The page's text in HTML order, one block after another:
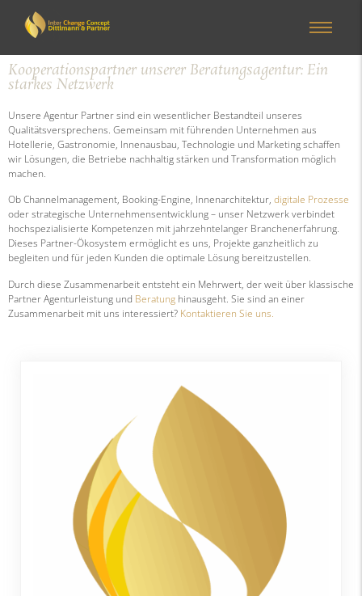
Kooperationspartner unserer Beratungsagentur: Ein
starkes Netzwerk
Unsere Agentur Partner sind ein wesentlicher Bestandteil unseres
Qualitätsversprechens. Gemeinsam mit führenden Unternehmen aus
Hotellerie, Gastronomie, Innenausbau, Technologie und Marketing schaffen
wir Lösungen, die Betriebe nachhaltig stärken und Transformation möglich
machen.
Ob Channelmanagement, Booking-Engine, Innenarchitektur, digitale Prozesse
oder strategische Unternehmensentwicklung – unser Netzwerk verbindet
hochspezialisierte Kompetenzen mit jahrzehntelanger Branchenerfahrung.
Dieses Partner-Ökosystem ermöglicht es uns, Projekte ganzheitlich zu
begleiten und für jeden Kunden die optimale Lösung bereitzustellen.
Durch diese Zusammenarbeit entsteht ein Mehrwert, der weit über klassische
Partner Agenturleistung und Beratung hinausgeht. Sie sind an einer
Zusammenarbeit mit uns interessiert? Kontaktieren Sie uns.